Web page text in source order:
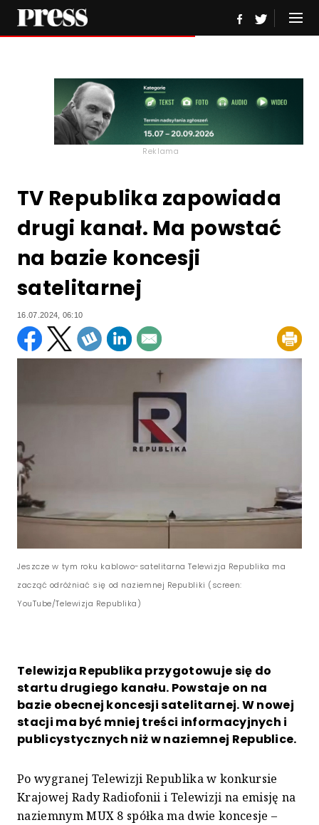
Reklama
TV Republika zapowiada
drugi kanał. Ma powstać
na bazie koncesji
satelitarnej
16.07.2024, 06:10
Jeszcze w tym roku kablowo-satelitarna Telewizja Republika ma
zacząć odróżniać się od naziemnej Republiki (screen:
YouTube/Telewizja Republika)
Telewizja Republika przygotowuje się do
startu drugiego kanału. Powstaje on na
bazie obecnej koncesji satelitarnej. W nowej
stacji ma być mniej treści informacyjnych i
publicystycznych niż w naziemnej Republice.
Po wygranej Telewizji Republika w konkursie
Krajowej Rady Radiofonii i Telewizji na emisję na
naziemnym MUX 8 spółka ma dwie koncesje –